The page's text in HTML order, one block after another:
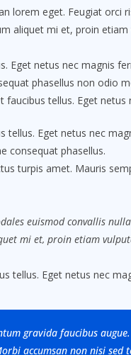
lorem eget. Feugiat orci
aliquet mi et, proin etiam
Eget netus nec magnis
phasellus non odio
faucibus tellus. Eget
tellus. Eget netus nec
consequat phasellus.
turpis amet. Mauris
euismod convallis
mi et, proin etiam
tellus. Eget netus nec
gravida faucibus
accumsan non nisi sed